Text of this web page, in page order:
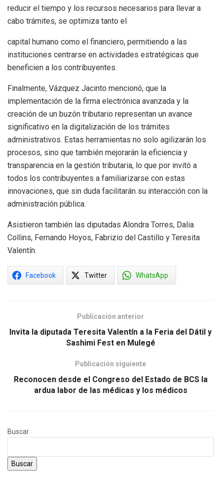
reducir el tiempo y los recursos necesarios para llevar a
cabo trámites, se optimiza tanto el
capital humano como el financiero, permitiendo a las
instituciones centrarse en actividades estratégicas que
beneficien a los contribuyentes.
Finalmente, Vázquez Jacinto mencionó, que la
implementación de la firma electrónica avanzada y la
creación de un buzón tributario representan un avance
significativo en la digitalización de los trámites
administrativos. Estas herramientas no solo agilizarán los
procesos, sino que también mejorarán la eficiencia y
transparencia en la gestión tributaria, lo que por invitó a
todos los contribuyentes a familiarizarse con estas
innovaciones, que sin duda facilitarán su interacción con la
administración pública.
Asistieron también las diputadas Alondra Torres, Dalia
Collins, Fernando Hoyos, Fabrizio del Castillo y Teresita
Valentín.
Facebook Twitter WhatsApp
Publicación anterior
Invita la diputada Teresita Valentín a la Feria del Dátil y
Sashimi Fest en Mulegé
Publicación siguiente
Reconocen desde el Congreso del Estado de BCS la
ardua labor de las médicas y los médicos
Buscar
Buscar